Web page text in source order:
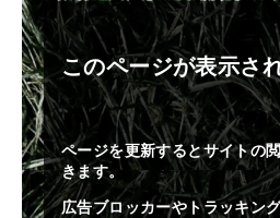
このページが表示さ
ページを更新するとサイトの
きます。
広告ブロッカーやトラッキン